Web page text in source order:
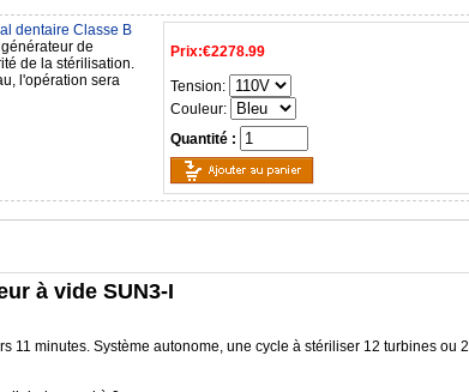
Prix:€2278.99
Tension:
Couleur:
Quantité :
dentaire Classe B
de
de la stérilisation.
l'opération sera
à vide SUN3-I
11 minutes. Système autonome, une cycle à stériliser 12 turbines ou 2